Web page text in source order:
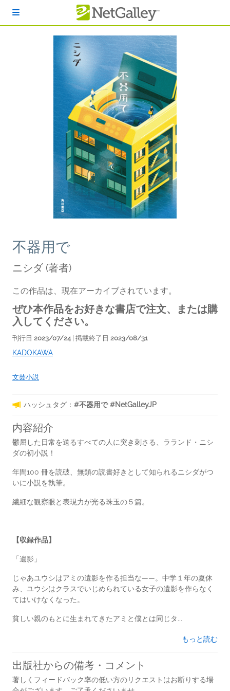
不器用で
ニシダ(著者)
この作品は、現在アーカイブされています。
ぜひ本作品をお好きな書店で注文、または購
入してください。
刊行日 2023/07/24 | 掲載終了日 2023/08/31
KADOKAWA
文芸小説
ハッシュタグ： #不器用で #NetGalleyJP
内容紹介
鬱屈した日常を送るすべての人に突き刺さる、ラランド・ニシ
ダの初小説！
年間100 冊を読破、無類の読書好きとして知られるニシダがつ
いに小説を執筆。
繊細な観察眼と表現力が光る珠玉の５篇。
【収録作品】
「遺影」
じゃあユウシはアミの遺影を作る担当な――。中学１年の夏休
み、ユウシはクラスでいじめられている女子の遺影を作らなく
てはいけなくなった。
貧しい親のもとに生まれてきたアミと僕とは同じタ...
もっと読む
出版社からの備考・コメント
著しくフィードバック率の低い方のリクエストはお断りする場